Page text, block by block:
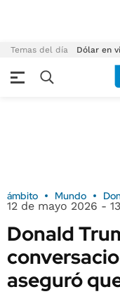
Temas del día Dólar en
ámbito Mundo
12 de mayo 2026 -
Donald
aseguró